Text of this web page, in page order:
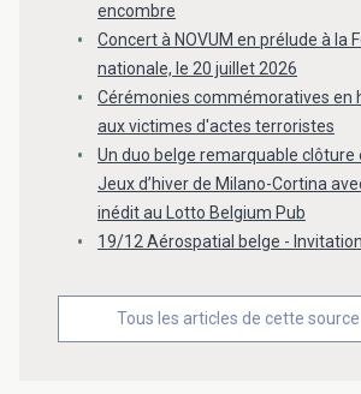
encombre
Concert à NOVUM en prélude à la
nationale, le 20 juillet 2026
Cérémonies commémoratives en
aux victimes d'actes terroristes
Un duo belge remarquable clôture
Jeux d’hiver de Milano-Cortina
inédit au Lotto Belgium Pub
19/12 Aérospatial belge -
Tous les articles de cette source